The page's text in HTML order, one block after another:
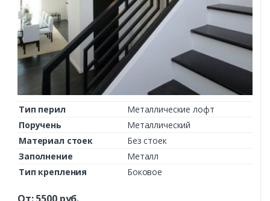
Тип перил
Металлические лофт
Поручень
Металлический
Материал стоек
Без стоек
Заполнение
Металл
Тип крепления
Боковое